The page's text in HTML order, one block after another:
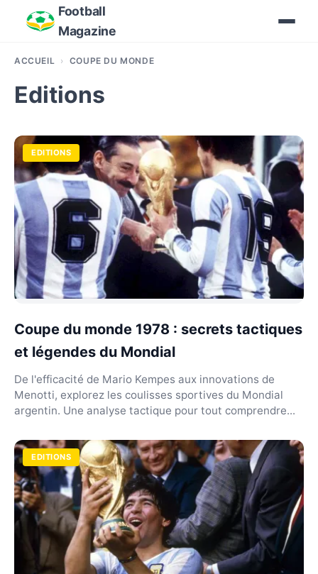
Football
Magazine
ACCUEIL COUPE DU MONDE
Editions
EDITIONS
Coupe du monde 1978 : secrets tactiques
et légendes du Mondial
De l'efficacité de Mario Kempes aux innovations de
Menotti, explorez les coulisses sportives du Mondial
argentin. Une analyse tactique pour tout comprendre...
EDITIONS